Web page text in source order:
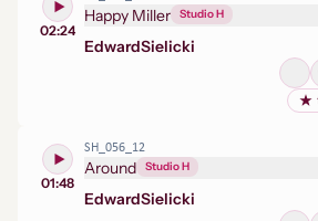
02:24
Happy Miller Studio H
EdwardSielicki
01:48
SH_056_12
Around Studio H
EdwardSielicki